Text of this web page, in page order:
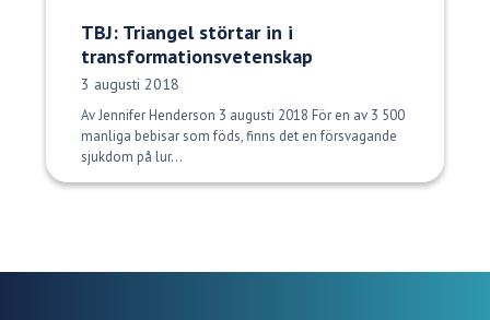
TBJ: Triangel störtar in i
transformationsvetenskap
Publiceringsdatum:
3 augusti 2018
Av Jennifer Henderson 3 augusti 2018 För en av 3 500
manliga bebisar som föds, finns det en försvagande
sjukdom på lur...